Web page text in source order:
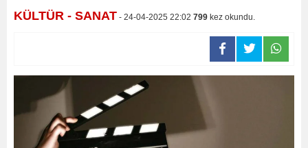
KÜLTÜR - SANAT - 24-04-2025 22:02 799 kez okundu.